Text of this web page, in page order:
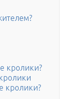
кролики?
кролики?